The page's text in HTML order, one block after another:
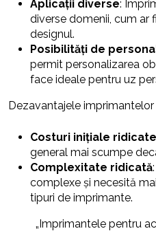
Aplicații diverse:
diverse domenii, cum ar
designul.
Posibilități de
permit personalizarea
face ideale pentru uz
Dezavantajele imprimantelor
Costuri inițiale ridicate
general mai scumpe
Complexitate ridicată
complexe și necesită
tipuri de imprimante.
„Imprimantele pentru